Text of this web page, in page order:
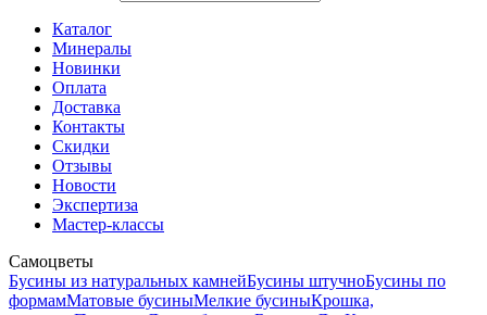
Каталог
Минералы
Новинки
Оплата
Доставка
Контакты
Скидки
Отзывы
Новости
Экспертиза
Мастер-классы
Самоцветы
Бусины из натуральных камнейБусины штучноБусины по
формамМатовые бусиныМелкие бусиныКрошка,